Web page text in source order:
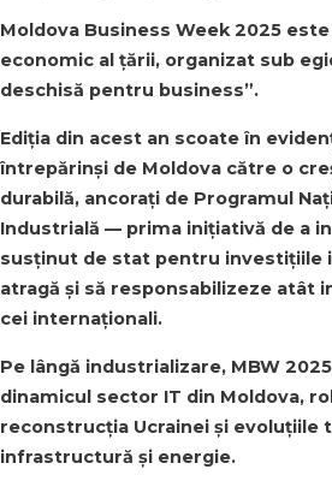
Moldova Business Week 2025
economic al țării, organizat sub
deschisă pentru business”.
Ediţia din acest an scoate în
întrepărinși de Moldova către o
durabilă, ancoraţi de Programul
Industrială — prima iniţiativă de a
susţinut de stat pentru investiţiile
atragă şi să responsabilizeze atât
cei internaţionali.
Pe lângă industrializare, MBW
dinamicul sector IT din Moldova,
reconstrucția Ucrainei și evoluțiile
infrastructură și energie.